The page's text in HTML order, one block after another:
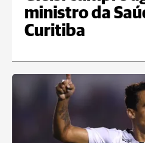
ministro da
Curitiba